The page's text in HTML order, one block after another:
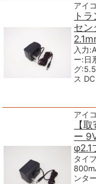
アイ
ト
セン
入力
ー:日
グ
ス
アイ
【
ー
タイ
ンタ